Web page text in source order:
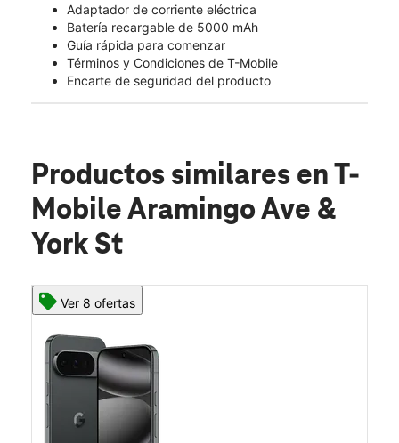
Adaptador de corriente eléctrica
Batería recargable de 5000 mAh
Guía rápida para comenzar
Términos y Condiciones de T-Mobile
Encarte de seguridad del producto
Productos similares en T-
Mobile Aramingo Ave &
York St
Ver 8 ofertas